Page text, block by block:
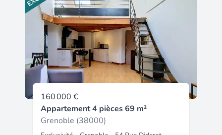
160 000 €
Appartement 4 pièces 69 m²
Grenoble (38000)